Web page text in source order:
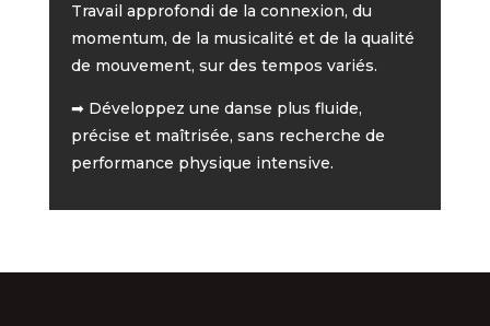
Travail approfondi de la connexion, du
momentum, de la musicalité et de la qualité
de mouvement, sur des tempos variés.
➡ Développez une danse plus fluide,
précise et maîtrisée, sans recherche de
performance physique intensive.